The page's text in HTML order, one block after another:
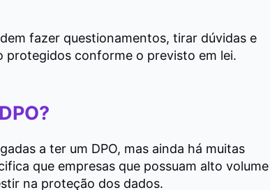
fazer questionamentos, tirar dúvidas e
protegidos conforme o previsto em lei.
a ter um DPO, mas ainda há muitas
que empresas que possuam alto volume
na proteção dos dados.